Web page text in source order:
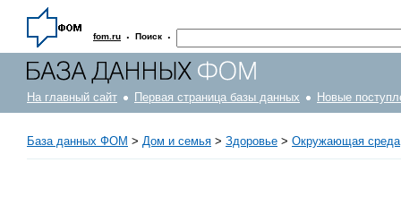
fom.ru · Поиск ·
На главный сайт Первая страница базы данных Новые
База данных ФОМ > Дом и семья > Здоровье > Окружающая среда